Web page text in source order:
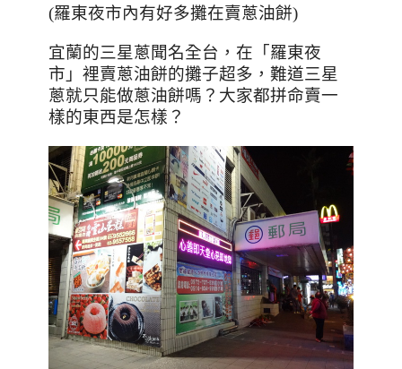
(羅東夜市內有好多攤在賣蔥油餅)
宜蘭的三星蔥聞名全台，在「羅東夜
市」裡賣蔥油餅的攤子超多，難道三星
蔥就只能做蔥油餅嗎？大家都拼命賣一
樣的東西是怎樣？